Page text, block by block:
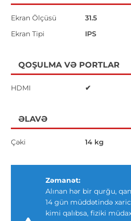
Ekran Ölçüsü
31.5
Ekran Tipi
IPS
QOŞULMA VƏ PORTLAR
HDMI ✔
ƏLAVƏ
Çəki 14 kg
Zəmanət:
Alınan hər bir qurğu,
14 gün müddətində
kimi qalıbsa, fiziki